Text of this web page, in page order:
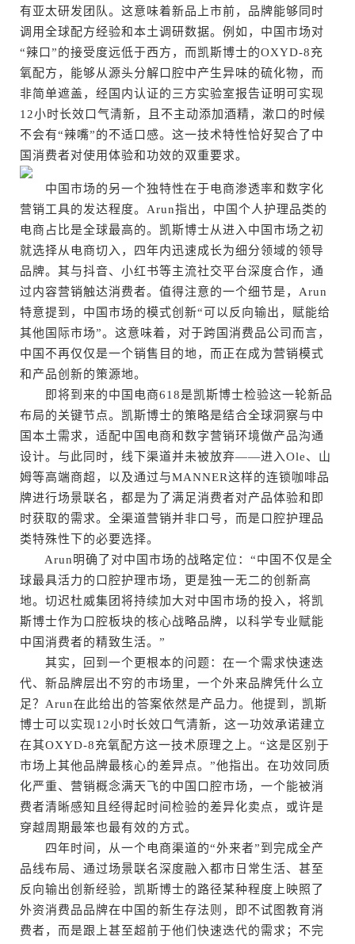
有亚太研发团队。这意味着新品上市前，品牌能够同时
调用全球配方经验和本土调研数据。例如，中国市场对
“辣口”的接受度远低于西方，而凯斯博士的OXYD-8充
氧配方，能够从源头分解口腔中产生异味的硫化物，而
非简单遮盖，经国内认证的三方实验室报告证明可实现
12小时长效口气清新，且不主动添加酒精，漱口的时候
不会有“辣嘴”的不适口感。这一技术特性恰好契合了中
国消费者对使用体验和功效的双重要求。
中国市场的另一个独特性在于电商渗透率和数字化
营销工具的发达程度。Arun指出，中国个人护理品类的
电商占比是全球最高的。凯斯博士从进入中国市场之初
就选择从电商切入，四年内迅速成长为细分领域的领导
品牌。其与抖音、小红书等主流社交平台深度合作，通
过内容营销触达消费者。值得注意的一个细节是，Arun
特意提到，中国市场的模式创新“可以反向输出，赋能给
其他国际市场”。这意味着，对于跨国消费品公司而言，
中国不再仅仅是一个销售目的地，而正在成为营销模式
和产品创新的策源地。
即将到来的中国电商618是凯斯博士检验这一轮新品
布局的关键节点。凯斯博士的策略是结合全球洞察与中
国本土需求，适配中国电商和数字营销环境做产品沟通
设计。与此同时，线下渠道并未被放弃——进入Ole、山
姆等高端商超，以及通过与MANNER这样的连锁咖啡品
牌进行场景联名，都是为了满足消费者对产品体验和即
时获取的需求。全渠道营销并非口号，而是口腔护理品
类特殊性下的必要选择。
Arun明确了对中国市场的战略定位：“中国不仅是全
球最具活力的口腔护理市场，更是独一无二的创新高
地。切迟杜威集团将持续加大对中国市场的投入，将凯
斯博士作为口腔板块的核心战略品牌，以科学专业赋能
中国消费者的精致生活。”
其实，回到一个更根本的问题：在一个需求快速迭
代、新品牌层出不穷的市场里，一个外来品牌凭什么立
足？Arun在此给出的答案依然是产品力。他提到，凯斯
博士可以实现12小时长效口气清新，这一功效承诺建立
在其OXYD-8充氧配方这一技术原理之上。“这是区别于
市场上其他品牌最核心的差异点。”他指出。在功效同质
化严重、营销概念满天飞的中国口腔市场，一个能被消
费者清晰感知且经得起时间检验的差异化卖点，或许是
穿越周期最笨也最有效的方式。
四年时间，从一个电商渠道的“外来者”到完成全产
品线布局、通过场景联名深度融入都市日常生活、甚至
反向输出创新经验，凯斯博士的路径某种程度上映照了
外资消费品品牌在中国的新生存法则，即不试图教育消
费者，而是跟上甚至超前于他们快速迭代的需求；不完